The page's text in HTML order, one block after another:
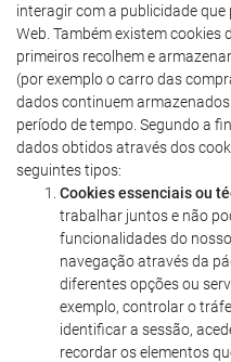
interagir com a publicidade
Web. Também existem cookies
primeiros recolhem e
(por exemplo o carro das
dados continuem
período de tempo. Segundo a
dados obtidos através dos
seguintes tipos:
Cookies essenciais ou
trabalhar juntos e não
funcionalidades do
navegação através da
diferentes opções ou
exemplo, controlar o
identificar a sessão,
recordar os elementos